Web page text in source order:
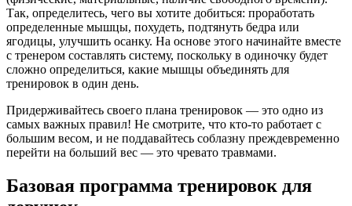
Так, определитесь, чего вы хотите добиться: проработать
определенные мышцы, похудеть, подтянуть бедра или
ягодицы, улучшить осанку. На основе этого начинайте вместе
с тренером составлять систему, поскольку в одиночку будет
сложно определиться, какие мышцы объединять для
тренировок в один день.
Придерживайтесь своего плана тренировок — это одно из
самых важных правил! Не смотрите, что кто-то работает с
большим весом, и не поддавайтесь соблазну преждевременно
перейти на больший вес — это чревато травмами.
Базовая программа тренировок для